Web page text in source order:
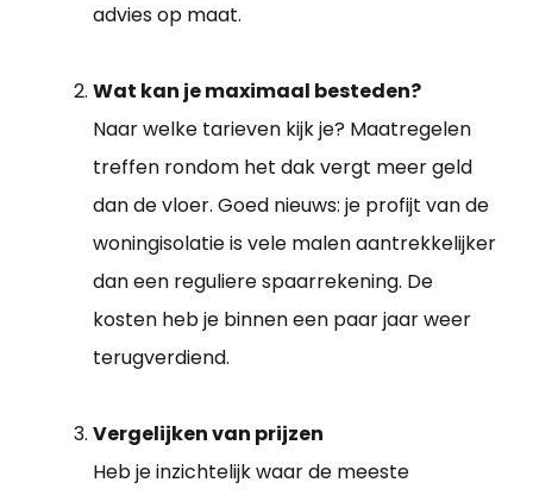
advies op maat.
Wat kan je maximaal besteden?
Naar welke tarieven kijk je? Maatregelen
treffen rondom het dak vergt meer geld
dan de vloer. Goed nieuws: je profijt van de
woningisolatie is vele malen aantrekkelijker
dan een reguliere spaarrekening. De
kosten heb je binnen een paar jaar weer
terugverdiend.
Vergelijken van prijzen
Heb je inzichtelijk waar de meeste